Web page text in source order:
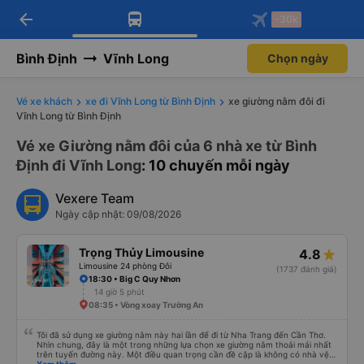
Tải app Vexere ngay!
Nhận ưu đãi thành viên độc
Mở app
Tải app Vexere
-30k/ghế khi đặt vé máy bay qua
Mở app
arrow_back -30k
Bình Định Vĩnh Long Chọn ngày
Vé xe khách xe đi Vĩnh Long từ Bình Định
xe giường nằm đôi đi
Vĩnh Long từ Bình Định
Vé xe Giường nằm đôi của 6 nhà xe từ Bình
Định đi Vĩnh Long: 10 chuyến mỗi ngày
Vexere Team
Ngày cập nhật: 09/08/2026
Trọng Thủy Limousine
Limousine 24 phòng Đôi
4.8
(1737 đánh giá)
18:30 • Big C Quy Nhơn
14 giờ 5 phút
08:35 • Vòng xoay Trường An
Tôi đã sử dụng xe giường nằm này hai lần để đi từ Nha Trang đến Cần Thơ.
Nhìn chung, đây là một trong những lựa chọn xe giường nằm thoải mái nhất
trên tuyến đường này. Một điều quan trọng cần đề cập là không có nhà vệ